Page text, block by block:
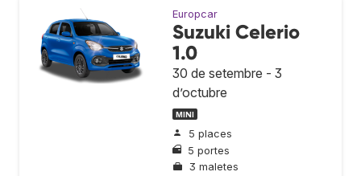
Europcar
Suzuki Celerio
1.0
30 de setembre - 3
d’octubre
MINI
5 places
5 portes
3 maletes